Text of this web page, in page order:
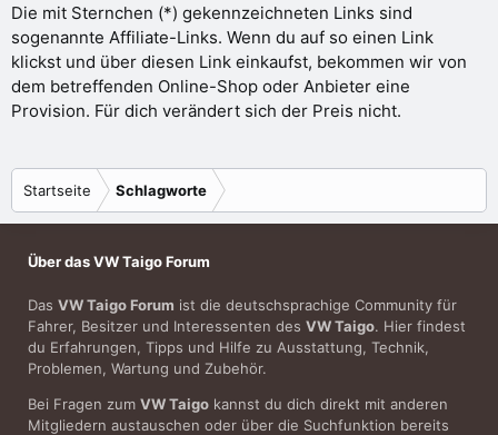
Die mit Sternchen (*) gekennzeichneten Links sind
sogenannte Affiliate-Links. Wenn du auf so einen Link
klickst und über diesen Link einkaufst, bekommen wir von
dem betreffenden Online-Shop oder Anbieter eine
Provision. Für dich verändert sich der Preis nicht.
Startseite Schlagworte
Über das VW Taigo Forum
Das VW Taigo Forum ist die deutschsprachige Community für
Fahrer, Besitzer und Interessenten des VW Taigo. Hier findest
du Erfahrungen, Tipps und Hilfe zu Ausstattung, Technik,
Problemen, Wartung und Zubehör.
Bei Fragen zum VW Taigo kannst du dich direkt mit anderen
Mitgliedern austauschen oder über die Suchfunktion bereits